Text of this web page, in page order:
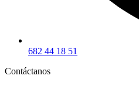
682 44 18 51
Contáctanos